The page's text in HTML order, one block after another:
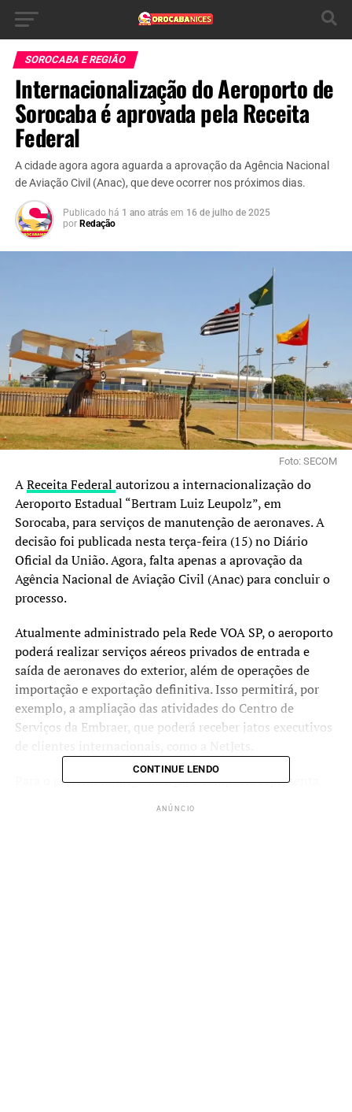
SOROCABA E REGIÃO
Internacionalização do Aeroporto de
Sorocaba é aprovada pela Receita
Federal
A cidade agora agora aguarda a aprovação da Agência Nacional
de Aviação Civil (Anac), que deve ocorrer nos próximos dias.
Publicado há 1 ano atrás em 16 de julho de 2025
por Redação
Foto: SECOM
AReceita Federal autorizou a internacionalização do
Aeroporto Estadual “Bertram Luiz Leupolz”, em
Sorocaba, para serviços de manutenção de aeronaves. A
decisão foi publicada nesta terça-feira (15) no Diário
Oficial da União. Agora, falta apenas a aprovação da
Agência Nacional de Aviação Civil (Anac) para concluir o
processo.
Atualmente administrado pela Rede VOA SP, o aeroporto
poderá realizar serviços aéreos privados de entrada e
saída de aeronaves do exterior, além de operações de
importação e exportação definitiva. Isso permitirá, por
exemplo, a ampliação das atividades do Centro de
Serviços da Embraer, que poderá receber jatos executivos
Para o prefeito Rodrigo Manga, a conquista representa
um marco para o desenvolvimento econômico da cidade.
CONTINUE LENDO
ANÚNCIO